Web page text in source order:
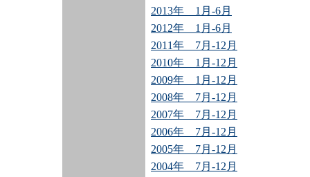
2013年 1月-6月
2012年 1月-6月
2011年 7月-12月
2010年 1月-12月
2009年 1月-12月
2008年 7月-12月
2007年 7月-12月
2006年 7月-12月
2005年 7月-12月
2004年 7月-12月